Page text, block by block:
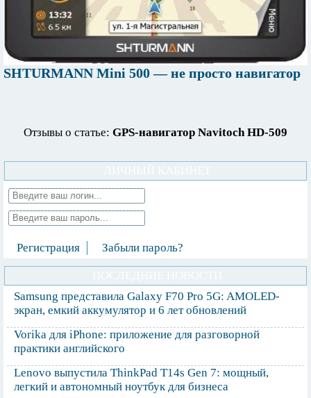
SHTURMANN Mini 500 — не просто навигатор
Отзывы о статье: GPS-навигатор Navitoch HD-509
Регистрация Забыли пароль?
Samsung представила Galaxy F70 Pro 5G: AMOLED-
экран, емкий аккумулятор и 6 лет обновлений
Vorika для iPhone: приложение для разговорной
практики английского
Lenovo выпустила ThinkPad T14s Gen 7: мощный,
легкий и автономный ноутбук для бизнеса